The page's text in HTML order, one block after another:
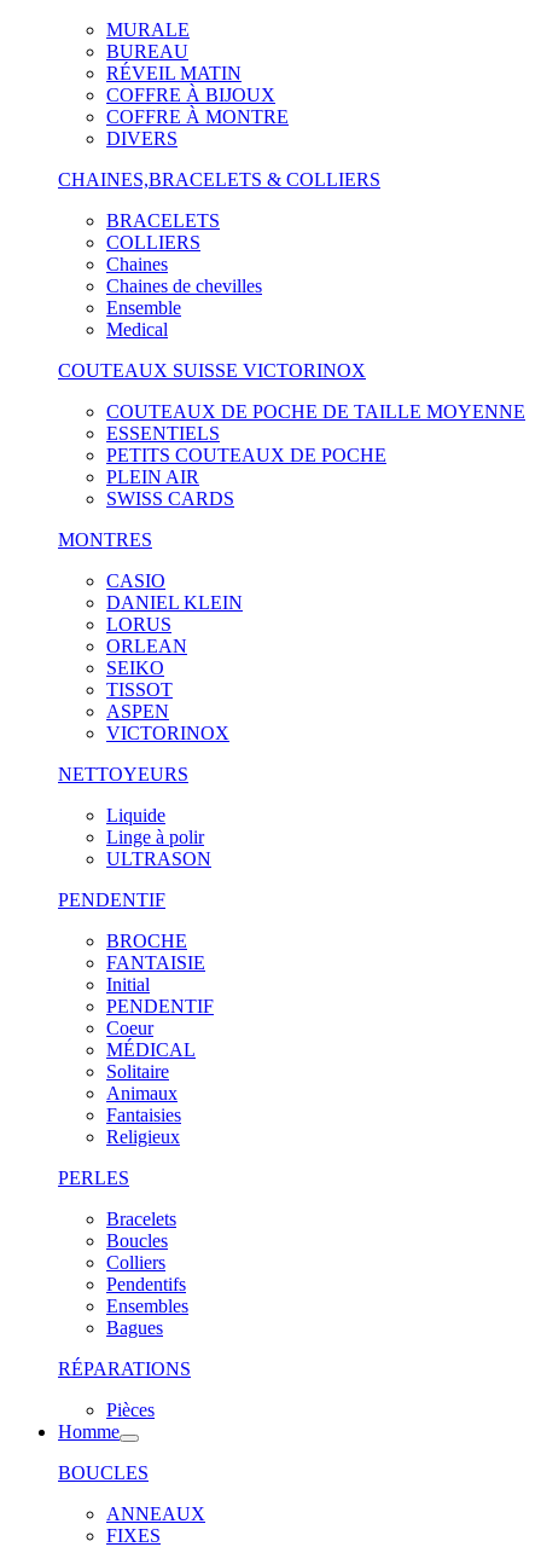
MURALE
BUREAU
RÉVEIL MATIN
COFFRE À BIJOUX
COFFRE À MONTRE
DIVERS
CHAINES,BRACELETS & COLLIERS
BRACELETS
COLLIERS
Chaines
Chaines de chevilles
Ensemble
Medical
COUTEAUX SUISSE VICTORINOX
COUTEAUX DE POCHE DE TAILLE MOYENNE
ESSENTIELS
PETITS COUTEAUX DE POCHE
PLEIN AIR
SWISS CARDS
MONTRES
CASIO
DANIEL KLEIN
LORUS
ORLEAN
SEIKO
TISSOT
ASPEN
VICTORINOX
NETTOYEURS
Liquide
Linge à polir
ULTRASON
PENDENTIF
BROCHE
FANTAISIE
Initial
PENDENTIF
Coeur
MÉDICAL
Solitaire
Animaux
Fantaisies
Religieux
PERLES
Bracelets
Boucles
Colliers
Pendentifs
Ensembles
Bagues
RÉPARATIONS
Pièces
Homme
BOUCLES
ANNEAUX
FIXES